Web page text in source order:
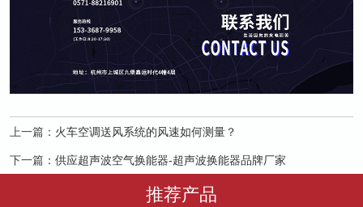
上一篇： 火车空调送风系统的风速如何测量？
下一篇： 供应超声波空气换能器-超声波换能器品牌厂家
推荐产品